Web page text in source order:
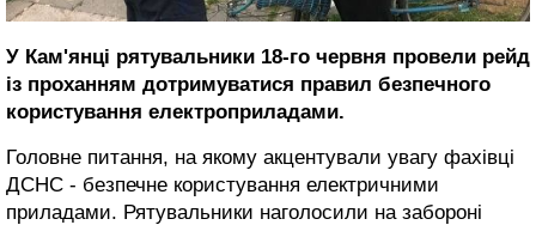
У Кам'янці рятувальники 18-го червня провели рейд
із проханням дотримуватися правил безпечного
користування електроприладами.
Головне питання, на якому акцентували увагу фахівці
ДСНС - безпечне користування електричними
приладами. Рятувальники наголосили на забороні